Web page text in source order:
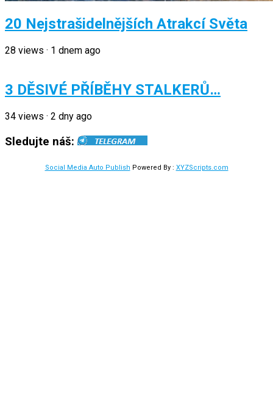
20 Nejstrašidelnějších Atrakcí Světa
28 views · 1 dnem ago
3 DĚSIVÉ PŘÍBĚHY STALKERŮ…
34 views · 2 dny ago
Sledujte náš:
Social Media Auto Publish Powered By : XYZScripts.com